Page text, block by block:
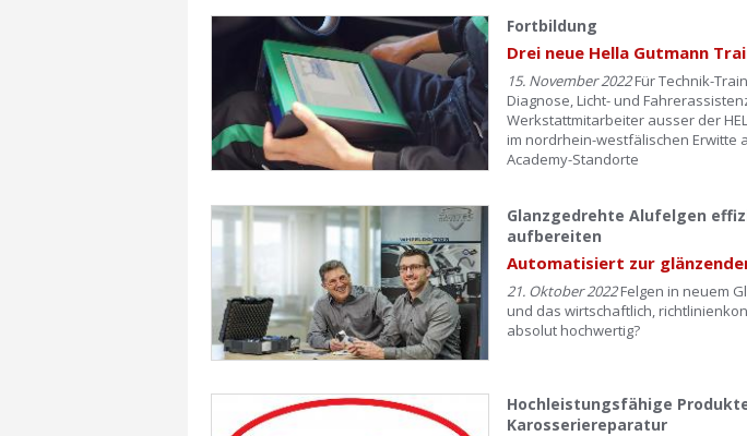
Fortbildung
Drei neue Hella Gutmann
15. November 2022Für Technik-
Diagnose, Licht- und
Werkstattmitarbeiter ausser der
im nordrhein-westfälischen Erwitte
Academy-Standorte
Glanzgedrehte Alufelgen
aufbereiten
Automatisiert zur
21. Oktober 2022Felgen in neuem
und das wirtschaftlich,
absolut hochwertig?
Hochleistungsfähige
Karosseriereparatur